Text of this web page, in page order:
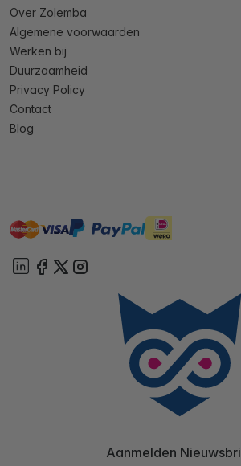
Over Zolemba
Algemene voorwaarden
Werken bij
Duurzaamheid
Privacy Policy
Contact
Blog
mastervisa paypal ideal
Aanmelden